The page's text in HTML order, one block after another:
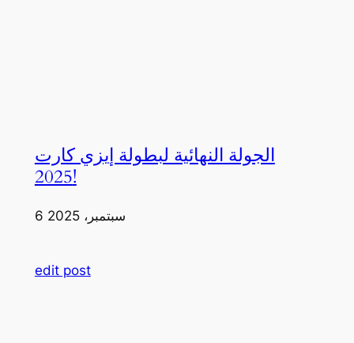
الجولة النهائية لبطولة إيزي كارت
2025!
6 سبتمبر، 2025
edit post